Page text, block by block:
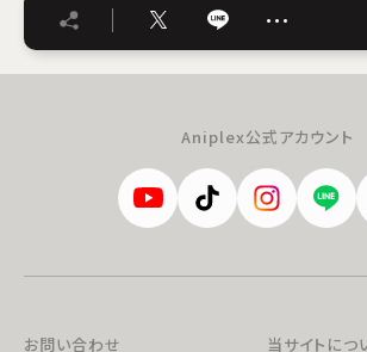
…
Aniplex公式アカウント
お問い合わせ 当サイトにつ